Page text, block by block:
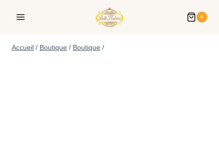
0
Accueil / Boutique / Boutique /